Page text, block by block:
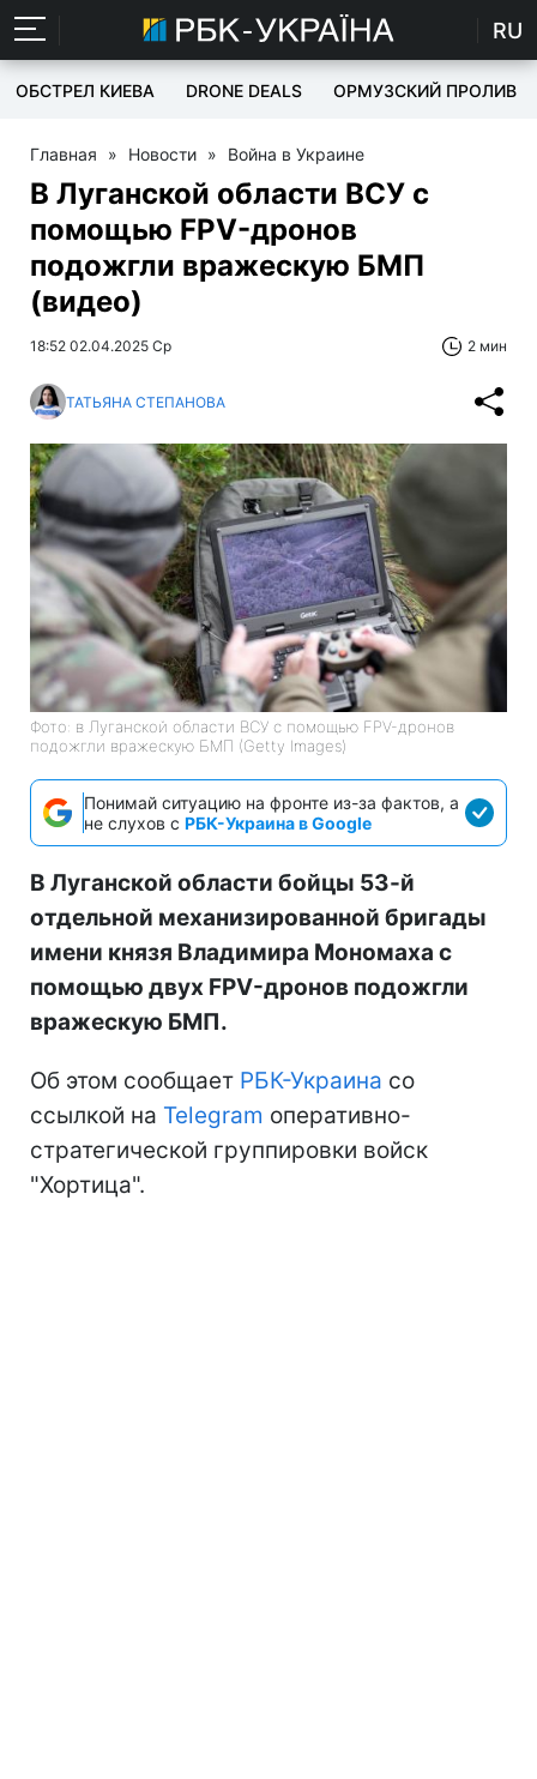
RU
ОБСТРЕЛ КИЕВА DRONE DEALS ОРМУЗСКИЙ ПРОЛИВ
Главная » Новости » Война в Украине
В Луганской области ВСУ с
помощью FPV-дронов
подожгли вражескую БМП
(видео)
18:52 02.04.2025 Ср 2 мин
ТАТЬЯНА СТЕПАНОВА
Фото: в Луганской области ВСУ с помощью FPV-дронов
подожгли вражескую БМП (Getty Images)
Понимай ситуацию на фронте из-за фактов, а
не слухов с РБК-Украина в Google
В Луганской области бойцы 53-й
отдельной механизированной бригады
имени князя Владимира Мономаха с
помощью двух FPV-дронов подожгли
вражескую БМП.
Об этом сообщает РБК-Украина со
ссылкой на Telegram оперативно-
стратегической группировки войск
"Хортица".